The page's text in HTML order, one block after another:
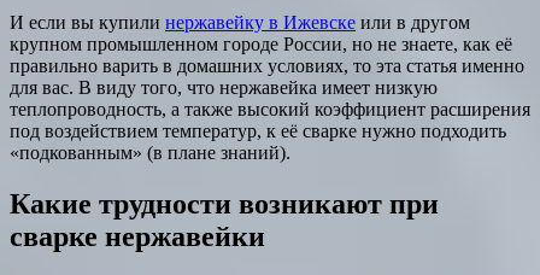
И если вы купили нержавейку в Ижевске или в другом
крупном промышленном городе России, но не знаете, как её
правильно варить в домашних условиях, то эта статья именно
для вас. В виду того, что нержавейка имеет низкую
теплопроводность, а также высокий коэффициент расширения
под воздействием температур, к её сварке нужно подходить
«подкованным» (в плане знаний).
Какие трудности возникают при
сварке нержавейки